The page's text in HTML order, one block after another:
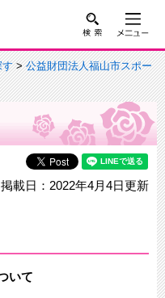
す>公益財団法人福山市スポー
載日：2022年4月4日更新
いて